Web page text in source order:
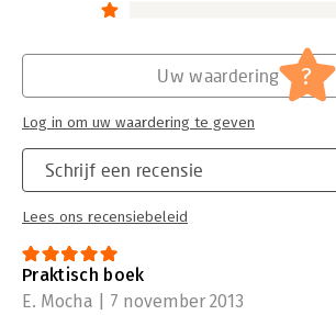
Schrijf een recensie
Lees ons recensiebeleid
Uw waardering ?
Log in om uw waardering te geven
Praktisch boek
E. Mocha | 7 november 2013